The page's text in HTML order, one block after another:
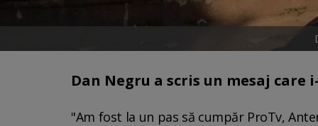
Dan Negru a scris un mesaj
"Am fost la un pas să cumpăr ProTv,